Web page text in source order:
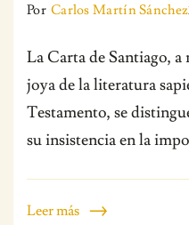
Por Carlos Martín Sánchez
La Carta de Santiago,
joya de la literatura
Testamento, se
su insistencia en la
Leer más